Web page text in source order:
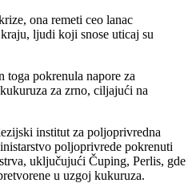
ona remeti ceo lanac
ljudi koji snose uticaj su
toga pokrenula napore za
za zrno, ciljajući na
institut za poljoprivredna
poljoprivrede pokrenuti
uključujući Čuping, Perlis, gde
u uzgoj kukuruza.